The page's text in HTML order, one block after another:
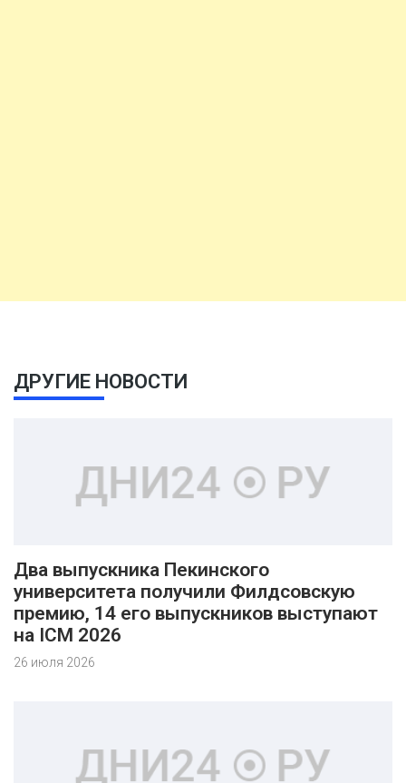
ДРУГИЕ НОВОСТИ
Два выпускника Пекинского
университета получили Филдсовскую
премию, 14 его выпускников выступают
на ICM 2026
26 июля 2026